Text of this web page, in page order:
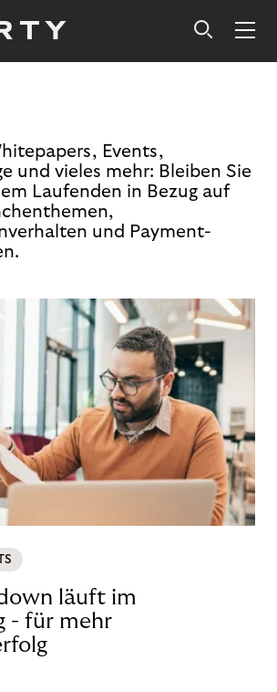
Events,
und vieles mehr: Bleiben Sie
Laufenden in Bezug auf
und Payment-
läuft im
- für mehr